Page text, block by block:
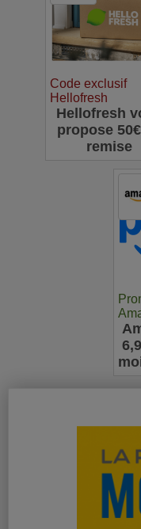
Code exclusif
Hellofresh
Hellofresh
propose
remise